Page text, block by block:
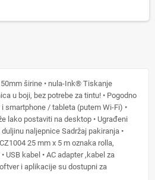
širine • nula-Ink® Tiskanje
u boji, bez potrebe za tintu! • Pogodno
smartphone / tableta (putem Wi-Fi) •
lako postaviti na desktop • Ugrađeni
naljepnice Sadržaj pakiranja •
25 mm x 5 m oznaka rolla,
USB kabel • AC adapter ,kabel za
i aplikacije su dostupni za